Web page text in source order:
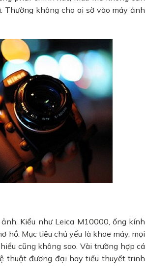
Thường không cho ai sờ vào máy ảnh
Kiểu như Leica M10000, ống kính
hồ. Mục tiêu chủ yếu là khoe máy, mọi
cũng không sao. Vài trường hợp cá
thuật đương đại hay tiểu thuyết trinh